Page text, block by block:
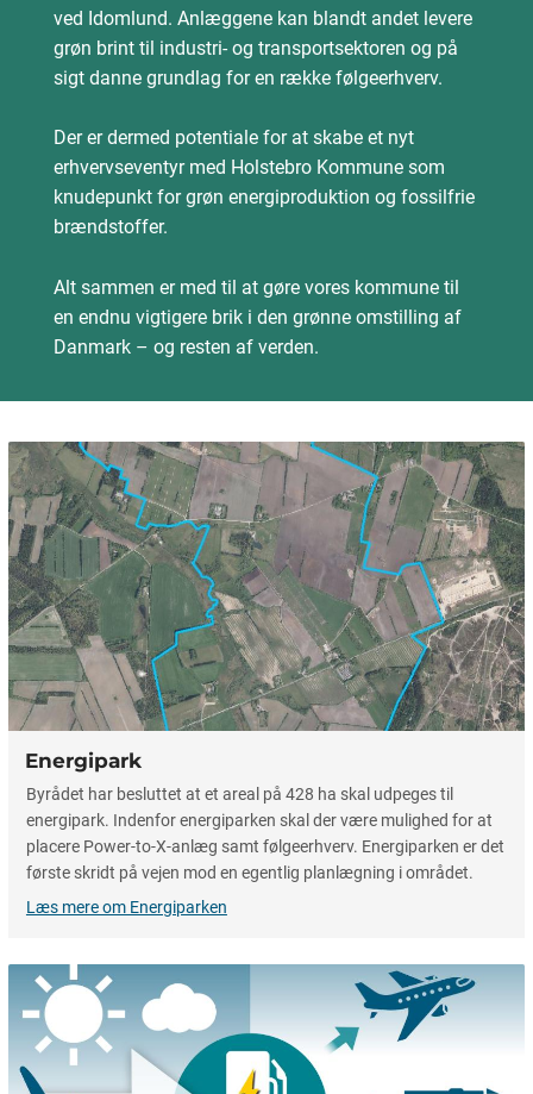
ved Idomlund. Anlæggene kan blandt andet levere
grøn brint til industri- og transportsektoren og på
sigt danne grundlag for en række følgeerhverv.
Der er dermed potentiale for at skabe et nyt
erhvervseventyr med Holstebro Kommune som
knudepunkt for grøn energiproduktion og fossilfrie
brændstoffer.
Alt sammen er med til at gøre vores kommune til
en endnu vigtigere brik i den grønne omstilling af
Danmark – og resten af verden.
Energipark
Byrådet har besluttet at et areal på 428 ha skal udpeges til
energipark. Indenfor energiparken skal der være mulighed for at
placere Power-to-X-anlæg samt følgeerhverv. Energiparken er det
første skridt på vejen mod en egentlig planlægning i området.
Læs mere om Energiparken